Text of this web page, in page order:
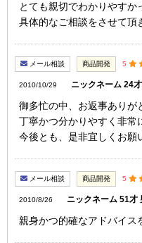
とても親切でわかりやすか
具体的なご相談をさせて頂
メール相談 商品開発 5
2010/10/29 ニックネーム 24
御多忙の中、お返事ありが
丁寧かつ分かりやすく非常
今後とも、是非宜しくお願
メール相談 商品開発 5
2010/8/26 ニックネーム 51才
親身かつ的確なアドバイス